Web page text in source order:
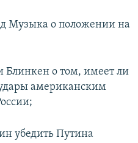
Музыка о положении на
Блинкен о том, имеет ли
американским
убедить Путина